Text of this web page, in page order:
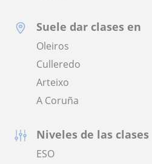
Suele dar clases en
Oleiros
Culleredo
Arteixo
A Coruña
Niveles de las clases
ESO